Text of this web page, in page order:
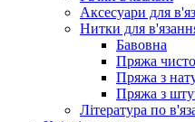
Аксесуари для
Нитки для
Бавовна
Пряжа
Пряжа з
Пряжа з
Література по